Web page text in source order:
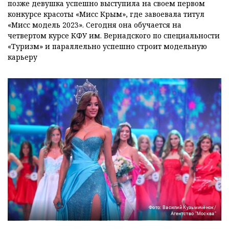
позже девушка успешно выступила на своем первом
конкурсе красоты «Мисс Крым», где завоевала титул
«Мисс модель 2023». Сегодня она обучается на
четвертом курсе КФУ им. Вернадского по специальности
«Туризм» и параллельно успешно строит модельную
карьеру
Фото: Василий Кузьмичёнок/
Агентство "Москва"